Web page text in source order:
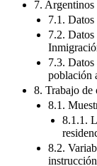
7. Argentinos
7.1. Datos
7.2.
7.3.
población
8. Trabajo de
8.1.
8.1.1.
8.2.